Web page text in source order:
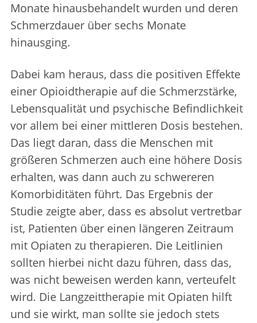
Monate hinausbehandelt wurden und deren
Schmerzdauer über sechs Monate
hinausging.
Dabei kam heraus, dass die positiven Effekte
einer Opioidtherapie auf die Schmerzstärke,
Lebensqualität und psychische Befindlichkeit
vor allem bei einer mittleren Dosis bestehen.
Das liegt daran, dass die Menschen mit
größeren Schmerzen auch eine höhere Dosis
erhalten, was dann auch zu schwereren
Komorbiditäten führt. Das Ergebnis der
Studie zeigte aber, dass es absolut vertretbar
ist, Patienten über einen längeren Zeitraum
mit Opiaten zu therapieren. Die Leitlinien
sollten hierbei nicht dazu führen, dass das,
was nicht beweisen werden kann, verteufelt
wird. Die Langzeittherapie mit Opiaten hilft
und sie wirkt, man sollte sie jedoch stets